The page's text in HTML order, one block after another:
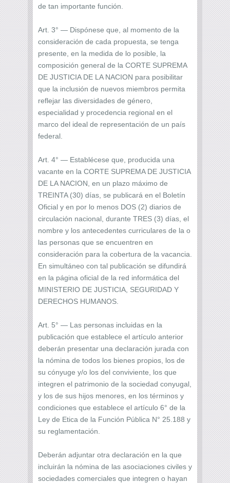
de tan importante función.
Art. 3° — Dispónese que, al momento de la
consideración de cada propuesta, se tenga
presente, en la medida de lo posible, la
composición general de la CORTE SUPREMA
DE JUSTICIA DE LA NACION para posibilitar
que la inclusión de nuevos miembros permita
reflejar las diversidades de género,
especialidad y procedencia regional en el
marco del ideal de representación de un país
federal.
Art. 4° — Establécese que, producida una
vacante en la CORTE SUPREMA DE JUSTICIA
DE LA NACION, en un plazo máximo de
TREINTA (30) días, se publicará en el Boletín
Oficial y en por lo menos DOS (2) diarios de
circulación nacional, durante TRES (3) días, el
nombre y los antecedentes curriculares de la o
las personas que se encuentren en
consideración para la cobertura de la vacancia.
En simultáneo con tal publicación se difundirá
en la página oficial de la red informática del
MINISTERIO DE JUSTICIA, SEGURIDAD Y
DERECHOS HUMANOS.
Art. 5° — Las personas incluidas en la
publicación que establece el artículo anterior
deberán presentar una declaración jurada con
la nómina de todos los bienes propios, los de
su cónyuge y/o los del conviviente, los que
integren el patrimonio de la sociedad conyugal,
y los de sus hijos menores, en los términos y
condiciones que establece el artículo 6° de la
Ley de Etica de la Función Pública N° 25.188 y
su reglamentación.
Deberán adjuntar otra declaración en la que
incluirán la nómina de las asociaciones civiles y
sociedades comerciales que integren o hayan